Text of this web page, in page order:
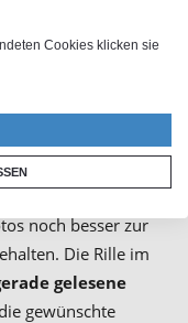
verschiedenen
Wunsch
Namen oder
mit seinen
.
gedruckt
noch besser zur
Die Rille im
gelesene
gewünschte
Cookies klicken sie